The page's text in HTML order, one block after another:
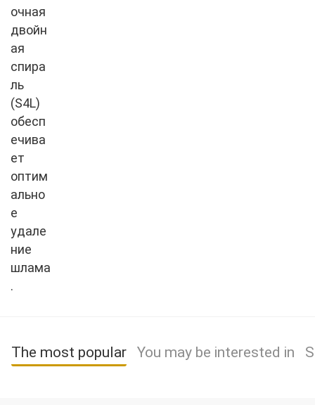
очная
двойн
ая
спира
ль
(S4L)
обесп
ечива
ет
оптим
ально
е
удале
ние
шлама
.
The most popular You may be interested in